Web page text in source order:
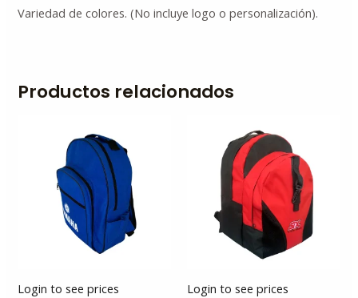
Variedad de colores. (No incluye logo o personalización).
Productos relacionados
Login to see prices Login to see prices